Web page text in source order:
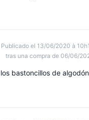
Publicado el 13/06/2020 à
tras una compra de 06/06/
bastoncillos de